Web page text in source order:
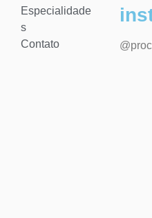
Especialidade
s
Contato